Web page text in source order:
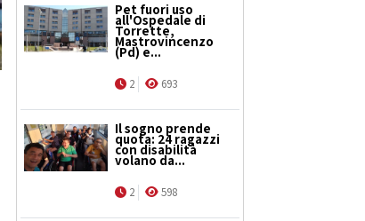
Pet fuori uso
all'Ospedale di
Torrette,
Mastrovincenzo
(Pd) e...
2 693
Il sogno prende
quota: 24 ragazzi
con disabilità
volano da...
2 598